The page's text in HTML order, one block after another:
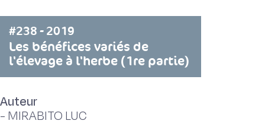
#238 - 2019
Les bénéfices variés de
l'élevage à l'herbe (1re partie)
Auteur
- MIRABITO LUC